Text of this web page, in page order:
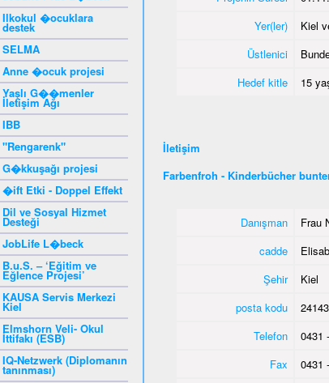
Ilkokul �ocuklara
destek
SELMA
Anne �ocuk projesi
Yaşlı G��menler
İletişim Ağı
IBB
"Rengarenk"
G�kkuşağı projesi
�ift Etki - Doppel Effekt
Dil ve Sosyal Hizmet
Desteği
JobLife L�beck
B.u.S. – ‘Eğitim ve
Eğlence Projesi’
KAUSA Servis Merkezi
Kiel
Elmshorn Veli- Okul
İttifakı (ESB)
IQ-Netzwerk (Diplomanın
tanınması)
Yer(ler)
Kiel
Üstlenici
Hedef kitle
15
İletişim
Farbenfroh - Kinderbücher
Danışman
Frau
cadde
Şehir
Kiel
posta kodu
24143
Telefon
0431
Fax
0431